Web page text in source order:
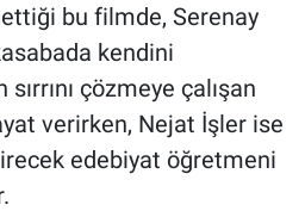
bu filmde, Serenay
kendini
çözmeye çalışan
verirken, Nejat İşler ise
edebiyat öğretmeni